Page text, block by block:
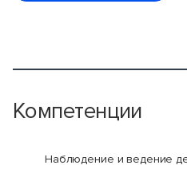
Компетенции
Наблюдение и ведение